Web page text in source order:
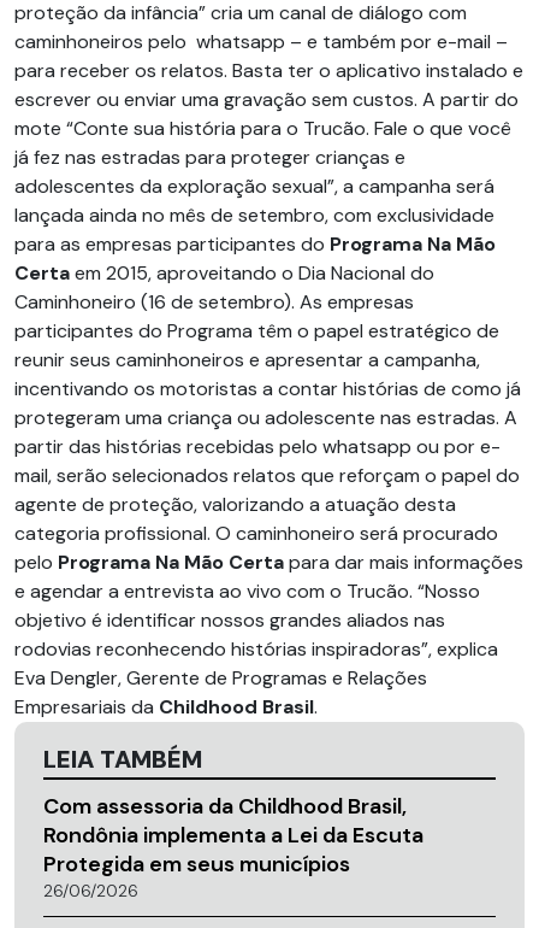
proteção da infância” cria um canal de diálogo com
caminhoneiros pelo whatsapp – e também por e-mail –
para receber os relatos. Basta ter o aplicativo instalado e
escrever ou enviar uma gravação sem custos. A partir do
mote “Conte sua história para o Trucão. Fale o que você
já fez nas estradas para proteger crianças e
adolescentes da exploração sexual”, a campanha será
lançada ainda no mês de setembro, com exclusividade
para as empresas participantes do Programa Na Mão
Certaem 2015, aproveitando o Dia Nacional do
Caminhoneiro (16 de setembro). As empresas
participantes do Programa têm o papel estratégico de
reunir seus caminhoneiros e apresentar a campanha,
incentivando os motoristas a contar histórias de como já
protegeram uma criança ou adolescente nas estradas. A
partir das histórias recebidas pelo whatsapp ou por e-
mail, serão selecionados relatos que reforçam o papel do
agente de proteção, valorizando a atuação desta
categoria profissional. O caminhoneiro será procurado
pelo Programa Na Mão Certapara dar mais informações
e agendar a entrevista ao vivo com o Trucão. “Nosso
objetivo é identificar nossos grandes aliados nas
rodovias reconhecendo histórias inspiradoras”, explica
Eva Dengler, Gerente de Programas e Relações
Empresariais da Childhood Brasil.
LEIA TAMBÉM
Com assessoria da Childhood Brasil,
Rondônia implementa a Lei da Escuta
Protegida em seus municípios
26/06/2026